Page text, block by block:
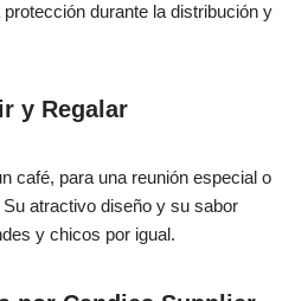
durante la distribución y
y Regalar
café, para una reunión especial o
atractivo diseño y su sabor
y chicos por igual.